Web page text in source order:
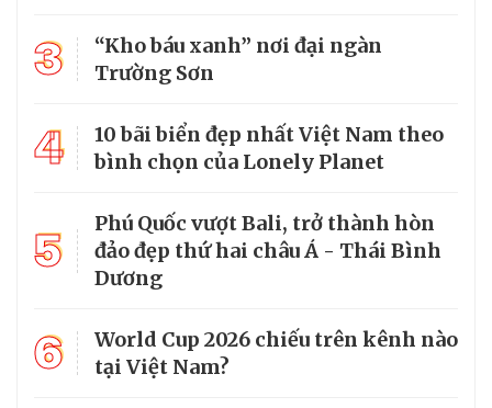
3
“Kho báu xanh” nơi đại ngàn
Trường Sơn
4
10 bãi biển đẹp nhất Việt Nam theo
bình chọn của Lonely Planet
5
Phú Quốc vượt Bali, trở thành hòn
đảo đẹp thứ hai châu Á - Thái Bình
Dương
6
World Cup 2026 chiếu trên kênh nào
tại Việt Nam?